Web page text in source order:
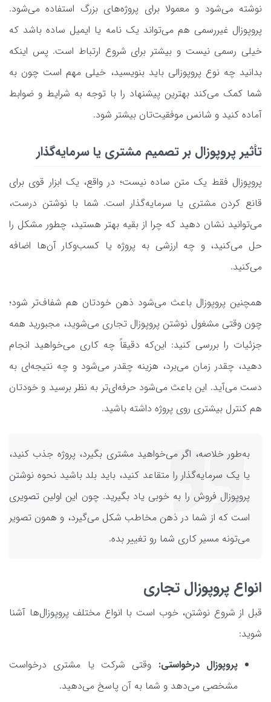
نوشته می‌شود و معمولا برای پروژه‌های بزرگ استفاده می‌شود.
پروپوزال غیررسمی هم می‌تواند یک نامه یا ایمیل ساده باشد که
خیلی رسمی نیست و بیشتر برای شروع ارتباط است. پس اینکه
بدانید چه نوع پروپوزالی باید بنویسید، خیلی مهم است چون به
شما کمک می‌کند بهترین پیشنهاد را با توجه به شرایط و ضوابط
آماده کنید و شانس موفقیت‌تان بیشتر شود.
تأثیر پروپوزال بر تصمیم مشتری یا سرمایه‌گذار
پروپوزال فقط یک متن ساده نیست؛ در واقع، یک ابزار قوی برای
قانع کردن مشتری یا سرمایه‌گذار است. شما با نوشتن درست،
می‌توانید نشان دهید که چرا از بقیه بهتر هستید، چطور مشکل را
حل می‌کنید، و چه ارزشی به پروژه یا کسب‌وکار آن‌ها اضافه
می‌کنید.
همچنین پروپوزال باعث می‌شود ذهن خودتان هم شفاف‌تر شود؛
چون وقتی مشغول نوشتن پروپوزال تجاری می‌شوید، مجبورید همه
جزئیات را بررسی کنید: این‌که دقیقاً چه کاری می‌خواهید انجام
دهید، چقدر زمان می‌برد، هزینه چقدر می‌شود و چه نتیجه‌ای به
دست می‌آید. این باعث می‌شود حرفه‌ای‌تر به نظر برسید و خودتان
هم کنترل بیشتری روی پروژه داشته باشید.
به‌طور خلاصه، اگر می‌خواهید مشتری بگیرد، پروژه جذب کنید،
یا یک سرمایه‌گذار را متقاعد کنید، باید بلد باشید نحوه نوشتن
پروپوزال فروش را به خوبی یاد بگیرید. چون این اولین تصویری
است که از شما در ذهن مخاطب شکل می‌گیرد، و همون تصویر
می‌تونه مسیر کاری شما رو تغییر بده.
انواع پروپوزال تجاری
قبل از شروع نوشتن، خوب است با انواع مختلف پروپوزال‌ها آشنا
شوید:
پروپوزال درخواستی: وقتی شرکت یا مشتری درخواست
مشخصی می‌دهد و شما به آن پاسخ می‌دهید.